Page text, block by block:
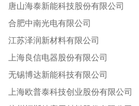
唐山海泰新能科技股份有限公司
合肥中南光电有限公司
江苏泽润新材料有限公司
上海良信电器股份有限公司
无锡博达新能科技有限公司
上海欧普泰科技创业股份有限公司